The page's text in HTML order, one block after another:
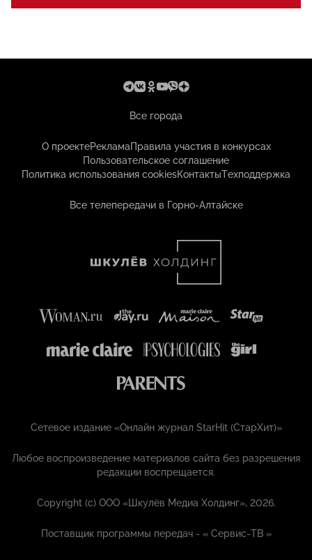
Все города
О проектеРекламаПравила участия в конкурсах
Пользовательское соглашение
Политика использования cookiesКонтактыТехподдержка
Все телепередачи в Горно-Алтайске
Сетевое издание «Онлайн журнал StarHit (СтарХит)»
Любое воспроизведение материалов сайта без разрешения
редакции воспрещается.
Copyright (с) ООО «Шкулёв Медиа Холдинг», 2026.
Поставщик программы передач - «Сервис-ТВ »